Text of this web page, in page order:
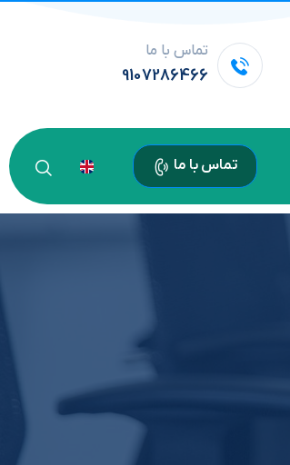
تماس با ما
9107286466
تماس با ما